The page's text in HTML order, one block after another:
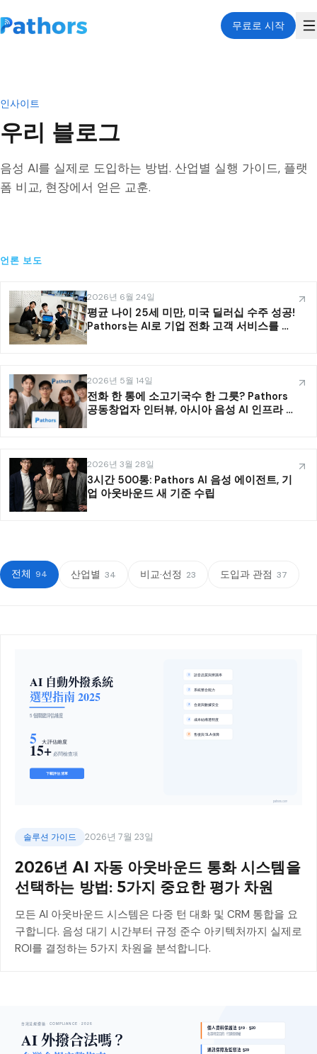
무료로 시작
인사이트
우리 블로그
음성 AI를 실제로 도입하는 방법. 산업별 실행 가이드, 플랫
폼 비교, 현장에서 얻은 교훈.
언론 보도
2026년 6월 24일
평균 나이 25세 미만, 미국 딜러십 수주 성공!
Pathors는 AI로 기업 전화 고객 서비스를 어
2026년 5월 14일
전화 한 통에 소고기국수 한 그릇? Pathors
공동창업자 인터뷰, 아시아 음성 AI 인프라 구
2026년 3월 28일
3시간 500통: Pathors AI 음성 에이전트, 기
업 아웃바운드 새 기준 수립
전체 94 산업별 34 비교·선정 23 도입과 관점 37
솔루션 가이드 2026년 7월 23일
2026년 AI 자동 아웃바운드 통화 시스템을
선택하는 방법: 5가지 중요한 평가 차원
모든 AI 아웃바운드 시스템은 다중 턴 대화 및 CRM 통합을 요
구합니다. 음성 대기 시간부터 규정 준수 아키텍처까지 실제로
ROI를 결정하는 5가지 차원을 분석합니다.